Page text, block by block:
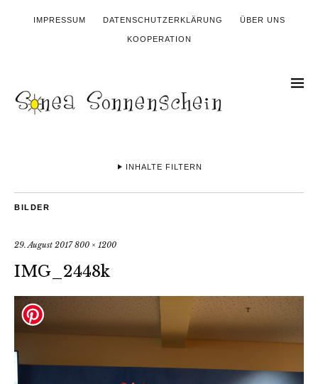
IMPRESSUM DATENSCHUTZERKLÄRUNG ÜBER UNS
KOOPERATION
INHALTE FILTERN
BILDER
29. August 2017 800 × 1200
IMG_2448k